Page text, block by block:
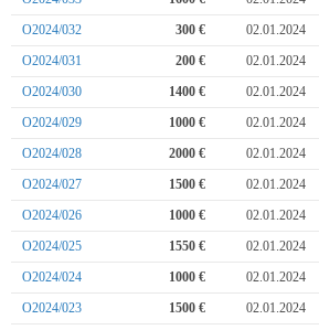
O2024/032
300 € 02.01.2024
O2024/031
200 € 02.01.2024
O2024/030
1400 € 02.01.2024
O2024/029
1000 € 02.01.2024
O2024/028
2000 € 02.01.2024
O2024/027
1500 € 02.01.2024
O2024/026
1000 € 02.01.2024
O2024/025
1550 € 02.01.2024
O2024/024
1000 € 02.01.2024
O2024/023
1500 € 02.01.2024